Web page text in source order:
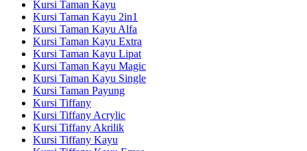
Kursi Taman Kayu
Kursi Taman Kayu 2in1
Kursi Taman Kayu Alfa
Kursi Taman Kayu Extra
Kursi Taman Kayu Lipat
Kursi Taman Kayu Magic
Kursi Taman Kayu Single
Kursi Taman Payung
Kursi Tiffany
Kursi Tiffany Acrylic
Kursi Tiffany Akrilik
Kursi Tiffany Kayu